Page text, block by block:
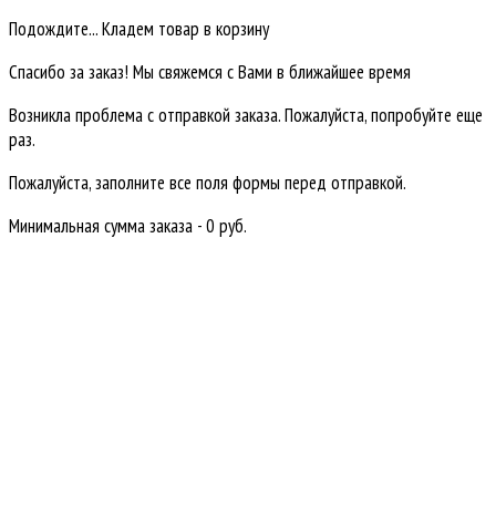
Подождите... Кладем товар в корзину
Спасибо за заказ! Мы свяжемся с Вами в ближайшее время
Возникла проблема с отправкой заказа. Пожалуйста, попробуйте еще
раз.
Пожалуйста, заполните все поля формы перед отправкой.
Минимальная сумма заказа - 0 руб.